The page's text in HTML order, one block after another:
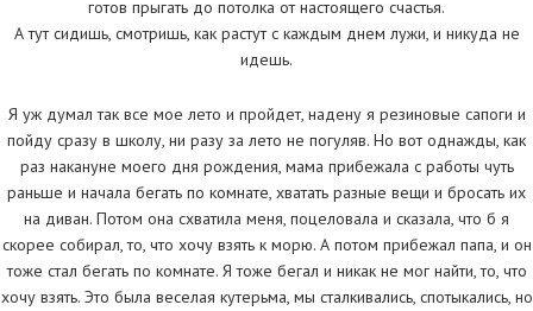
готов прыгать до потолка от настоящего счастья.
А тут сидишь, смотришь, как растут с каждым днем лужи, и никуда не
идешь.
Я уж думал так все мое лето и пройдет, надену я резиновые сапоги и
пойду сразу в школу, ни разу за лето не погуляв. Но вот однажды, как
раз накануне моего дня рождения, мама прибежала с работы чуть
раньше и начала бегать по комнате, хватать разные вещи и бросать их
на диван. Потом она схватила меня, поцеловала и сказала, что б я
скорее собирал, то, что хочу взять к морю. А потом прибежал папа, и он
тоже стал бегать по комнате. Я тоже бегал и никак не мог найти, то, что
хочу взять. Это была веселая кутерьма, мы сталкивались, спотыкались, но